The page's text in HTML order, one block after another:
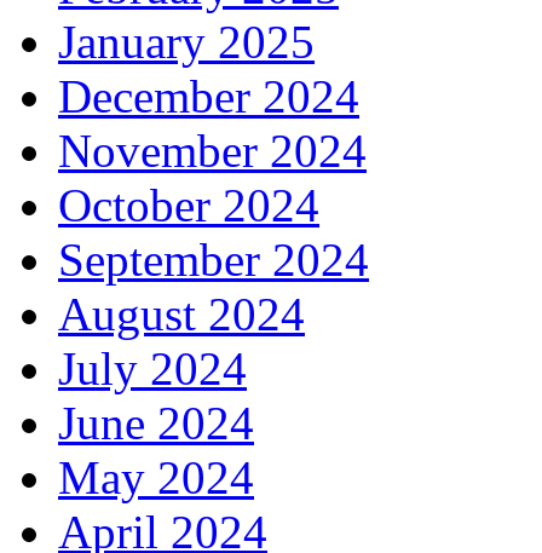
January 2025
December 2024
November 2024
October 2024
September 2024
August 2024
July 2024
June 2024
May 2024
April 2024